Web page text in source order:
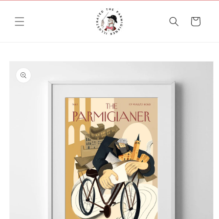
Vai
ai contenuti
Carrello
informazioni
sul prodotto